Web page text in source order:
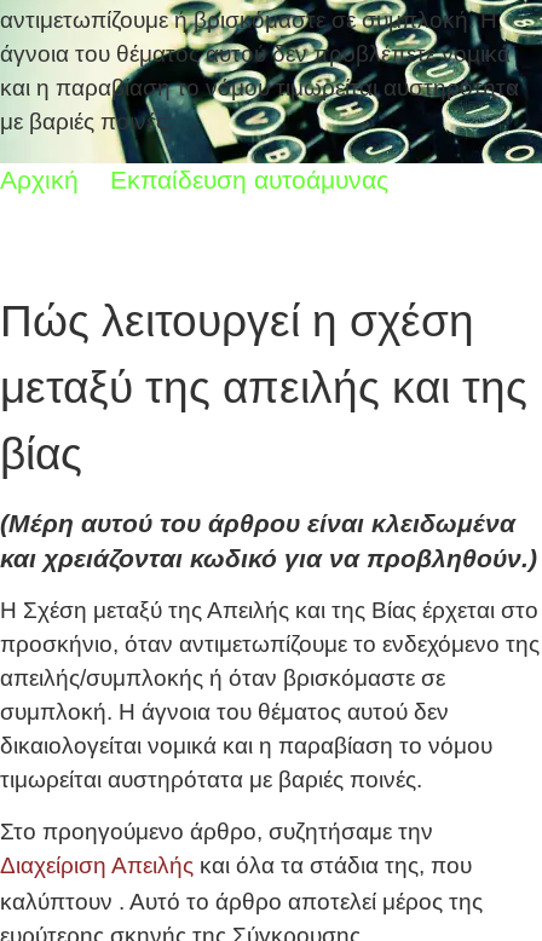
αντιμετωπίζουμε ή βρισκόμαστε σε συμπλοκή. Η
άγνοια του θέματος αυτού δεν προβλέπετε νομικά
και η παραβίαση το νόμου τιμωρείται αυστηρότητα
με βαριές ποινές.
Αρχική Εκπαίδευση αυτοάμυνας
Πώς λειτουργεί η σχέση
μεταξύ της απειλής και της
βίας
(Μέρη αυτού του άρθρου είναι κλειδωμένα
και χρειάζονται κωδικό για να προβληθούν.)
Η Σχέση μεταξύ της Απειλής και της Βίας έρχεται στο
προσκήνιο, όταν αντιμετωπίζουμε το ενδεχόμενο της
απειλής/συμπλοκής ή όταν βρισκόμαστε σε
συμπλοκή. Η άγνοια του θέματος αυτού δεν
δικαιολογείται νομικά και η παραβίαση το νόμου
τιμωρείται αυστηρότατα με βαριές ποινές.
Στο προηγούμενο άρθρο, συζητήσαμε την
Διαχείριση Απειλής και όλα τα στάδια της, που
καλύπτουν . Αυτό το άρθρο αποτελεί μέρος της
ευρύτερης σκηνής της Σύγκρουσης.